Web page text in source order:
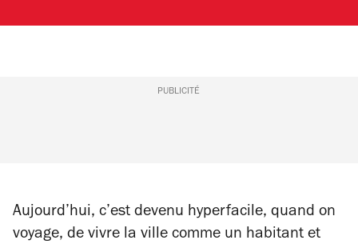
PUBLICITÉ
Aujourd’hui, c’est devenu hyperfacile, quand on
voyage, de vivre la ville comme un habitant et